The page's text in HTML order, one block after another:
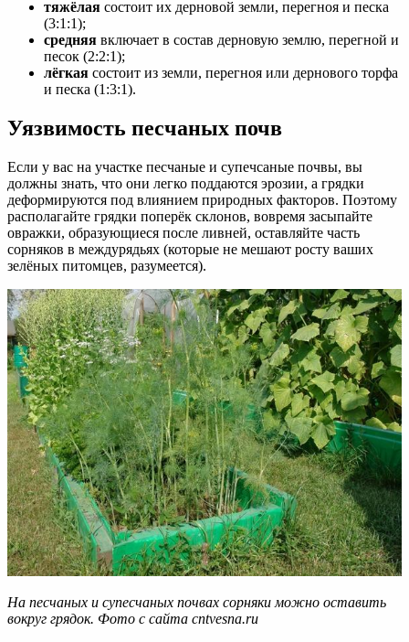
тяжёлая состоит их дерновой земли, перегноя и песка
(3:1:1);
средняя включает в состав дерновую землю, перегной и
песок (2:2:1);
лёгкая состоит из земли, перегноя или дернового торфа
и песка (1:3:1).
Уязвимость песчаных почв
Если у вас на участке песчаные и супечсаные почвы, вы
должны знать, что они легко поддаются эрозии, а грядки
деформируются под влиянием природных факторов. Поэтому
располагайте грядки поперёк склонов, вовремя засыпайте
овражки, образующиеся после ливней, оставляйте часть
сорняков в междурядьях (которые не мешают росту ваших
зелёных питомцев, разумеется).
На песчаных и супесчаных почвах сорняки можно оставить
вокруг грядок. Фото с сайта cntvesna.ru